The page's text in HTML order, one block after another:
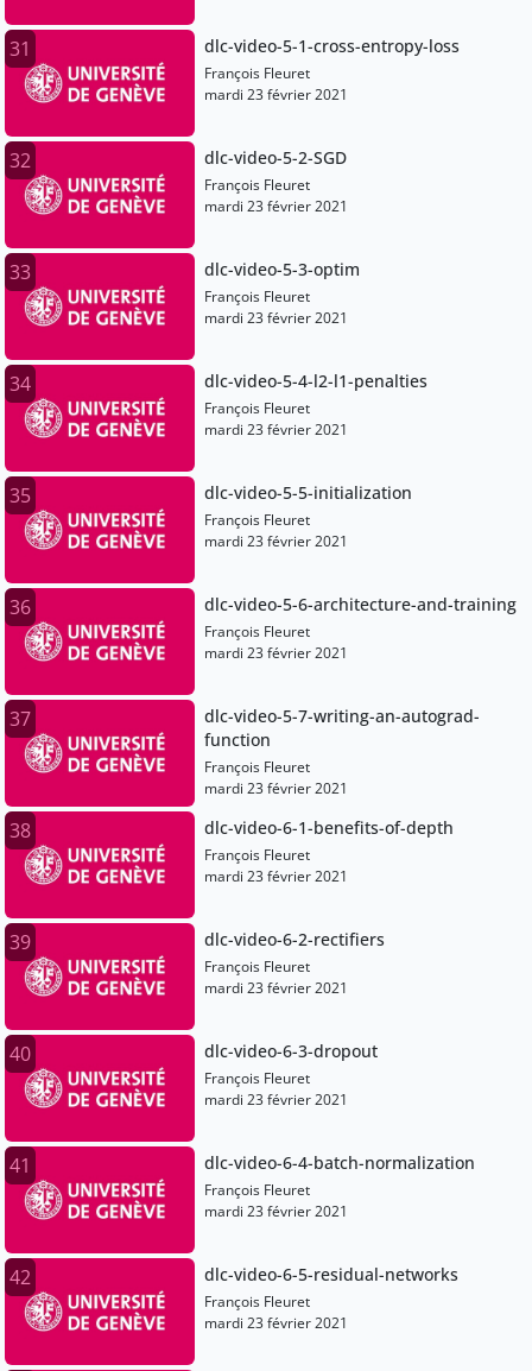
31 dlc-video-5-1-cross-entropy-loss
François Fleuret
mardi 23 février 2021
32 dlc-video-5-2-SGD
François Fleuret
mardi 23 février 2021
33 dlc-video-5-3-optim
François Fleuret
mardi 23 février 2021
34 dlc-video-5-4-l2-l1-penalties
François Fleuret
mardi 23 février 2021
35 dlc-video-5-5-initialization
François Fleuret
mardi 23 février 2021
36 dlc-video-5-6-architecture-and-training
François Fleuret
mardi 23 février 2021
37
dlc-video-5-7-writing-an-autograd-
function
François Fleuret
mardi 23 février 2021
38 dlc-video-6-1-benefits-of-depth
François Fleuret
mardi 23 février 2021
39 dlc-video-6-2-rectifiers
François Fleuret
mardi 23 février 2021
40 dlc-video-6-3-dropout
François Fleuret
mardi 23 février 2021
41 dlc-video-6-4-batch-normalization
François Fleuret
mardi 23 février 2021
42 dlc-video-6-5-residual-networks
François Fleuret
mardi 23 février 2021